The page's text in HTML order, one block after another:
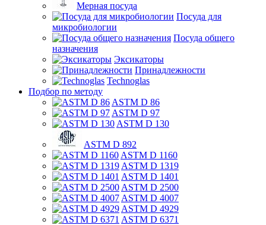
Мерная посуда
Посуда для
микробиологии
Посуда общего
назначения
Эксикаторы
Принадлежности
Technoglas
Подбор по методу
ASTM D 86
ASTM D 97
ASTM D 130
ASTM D 892
ASTM D 1160
ASTM D 1319
ASTM D 1401
ASTM D 2500
ASTM D 4007
ASTM D 4929
ASTM D 6371